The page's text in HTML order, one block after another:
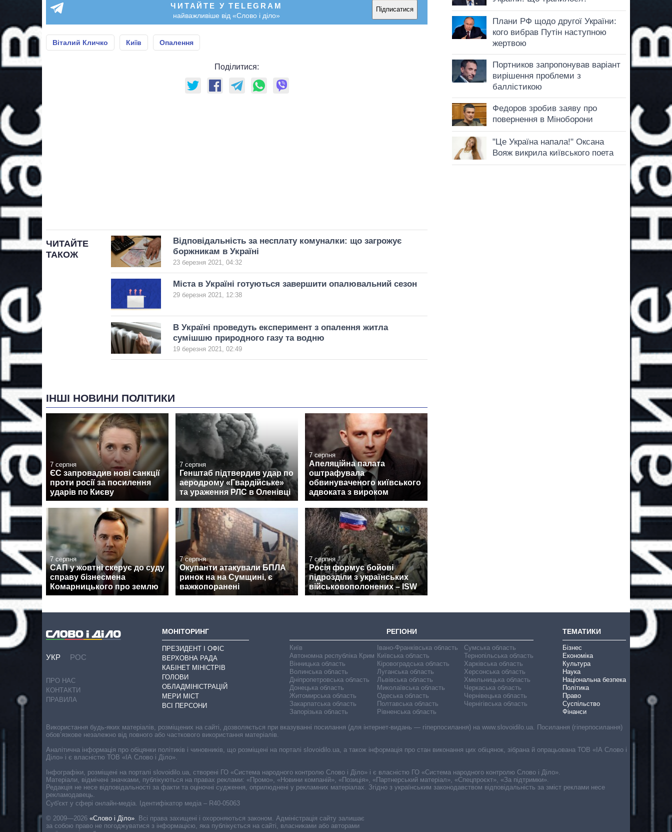
ЧИТАЙТЕ У TELEGRAM
найважливіше від «Слово і діло»
Підписатися
Віталий Кличко Київ Опалення
Поділитися:
ЧИТАЙТЕ
ТАКОЖ
Відповідальність за несплату комуналки: що загрожує
боржникам в Україні
23 березня 2021, 04:32
Міста в Україні готуються завершити опалювальний сезон
29 березня 2021, 12:38
В Україні проведуть експеримент з опалення житла
сумішшю природного газу та водню
19 березня 2021, 02:49
ІНШІ НОВИНИ ПОЛІТИКИ
7 серпня
ЄС запровадив нові санкції
проти росії за посилення
ударів по Києву
7 серпня
Генштаб підтвердив удар по
аеродрому «Гвардійське»
та ураження РЛС в Оленівці
7 серпня
Апеляційна палата
оштрафувала
обвинуваченого київського
адвоката з вироком
7 серпня
САП у жовтні скерує до суду
справу бізнесмена
Комарницького про землю
7 серпня
Окупанти атакували БПЛА
ринок на на Сумщині, є
важкопоранені
7 серпня
Росія формує бойові
підрозділи з українських
військовополонених – ISW
УКР РОС
ПРО НАС
КОНТАКТИ
ПРАВИЛА
МОНІТОРИНГ
ПРЕЗИДЕНТ І ОФІС
ВЕРХОВНА РАДА
КАБІНЕТ МІНІСТРІВ
ГОЛОВИ
ОБЛАДМІНІСТРАЦІЙ
МЕРИ МІСТ
ВСІ ПЕРСОНИ
РЕГІОНИ
Київ
Автономна республіка Крим
Вінницька область
Волинська область
Дніпропетровська область
Донецька область
Житомирська область
Закарпатська область
Запорізька область
Івано-Франківська область
Київська область
Кіровоградська область
Луганська область
Львівська область
Миколаївська область
Одеська область
Полтавська область
Рівненська область
Сумська область
Тернопільська область
Харківська область
Херсонська область
Хмельницька область
Черкаська область
Чернівецька область
Чернігівська область
ТЕМАТИКИ
Бізнес
Економіка
Культура
Наука
Національна безпека
Політика
Право
Суспільство
Фінанси
Cуб'єкт у сфері онлайн-медіа. Ідентифікатор медіа – R40-05063
© 2009—2026 «Слово і Діло». Всі права захищені і охороняються законом. Адміністрація сайту залишає
за собою право не погоджуватися з інформацією, яка публікується на сайті, власниками або авторами
Використання будь-яких матеріалів, розміщених на сайті, дозволяється при вказуванні посилання (для інтернет-видань — гіперпосилання) на www.slovoidilo.ua. Посилання (гіперпосилання)
обов’язкове незалежно від повного або часткового використання матеріалів.
Аналітична інформація про обіцянки політиків і чиновників, що розміщені на порталі slovoidilo.ua, а також інформація про стан виконання цих обіцянок, зібрана й опрацьована ТОВ «ІА Слово і
Діло» і є власністю ТОВ «ІА Слово і Діло».
Інфографіки, розміщені на порталі slovoidilo.ua, створені ГО «Система народного контролю Слово і Діло» і є власністю ГО «Система народного контролю Слово і Діло».
Матеріали, відмічені значками, публікуються на правах реклами: «Промо», «Новини компаній», «Позиція», «Партнерський матеріал», «Спецпроєкт», «За підтримки».
Редакція не несе відповідальності за факти та оціночні судження, оприлюднені у рекламних матеріалах. Згідно з українським законодавством відповідальність за зміст реклами несе
рекламодавець.